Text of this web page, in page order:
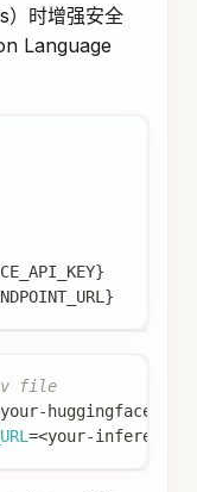
）时增强安全
Language
}
}
file
your-huggingface-
=<your-inference-